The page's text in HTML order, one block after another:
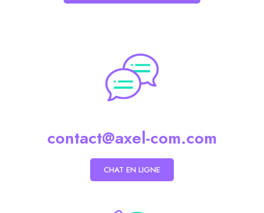
contact@axel-com.com
CHAT EN LIGNE